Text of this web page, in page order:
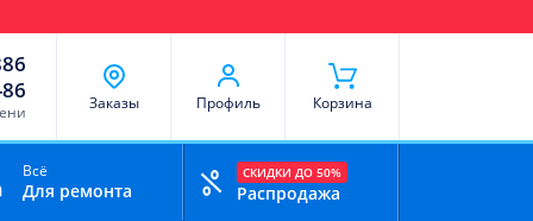
Заказы Профиль Корзина
Всё
Для ремонта
СКИДКИ ДО 50%
Распродажа